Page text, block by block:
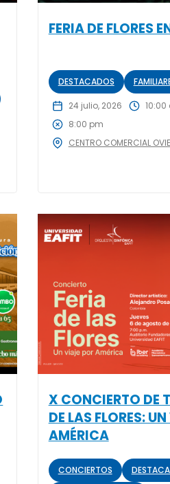
FERIA DE FLORES
DESTACADOS
24 julio, 2026 10:00
8:00 pm
CENTRO COMERCIAL
X CONCIERTO DE
DE LAS FLORES:
AMÉRICA
CONCIERTOS